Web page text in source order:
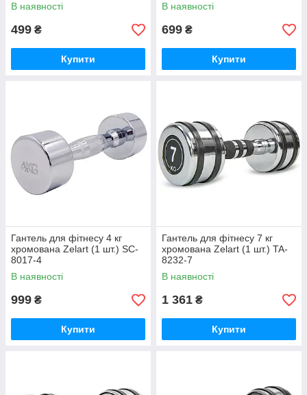
В наявності
499 ₴
Купити
В наявності
699 ₴
Купити
Гантель для фітнесу 4 кг
хромована Zelart (1 шт.) SC-
8017-4
В наявності
999 ₴
Купити
Гантель для фітнесу 7 кг
хромована Zelart (1 шт.) TA-
8232-7
В наявності
1 361 ₴
Купити